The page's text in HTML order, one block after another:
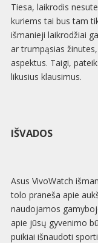
Tiesa, laikrodis
kuriems tai bus tam
išmanieji laikrodžiai
ar trumpąsias
aspektus. Taigi,
likusius klausimus.
IŠVADOS
Asus VivoWatch
tolo praneša apie
naudojamos
apie jūsų gyvenimo
puikiai išnaudoti